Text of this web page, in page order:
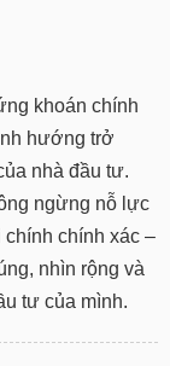
khoán chính
hướng trở
nhà đầu tư.
ngừng nỗ lực
chính chính xác –
nhìn rộng và
tư của mình.